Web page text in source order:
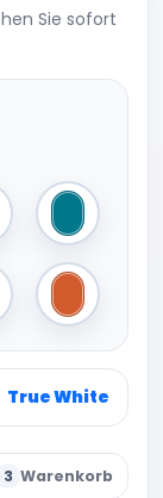
Sie sofort
Grey Deep Blue
Cinnamon
True White
3 Warenkorb